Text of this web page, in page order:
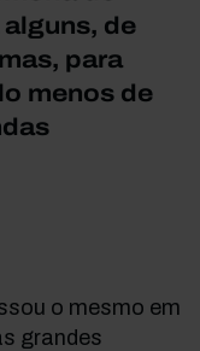
de
para
menos de
o mesmo em
grandes